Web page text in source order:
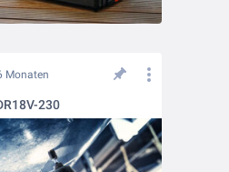
Monaten
230